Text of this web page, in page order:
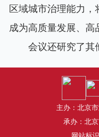
区域城市治理能力，
成为高质量发展、高
会议还研究了其
主办：北京
承办：北